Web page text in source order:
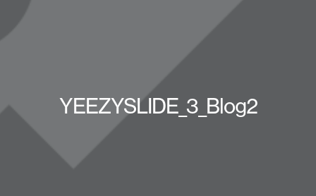
YEEZYSLIDE_3_Blog2